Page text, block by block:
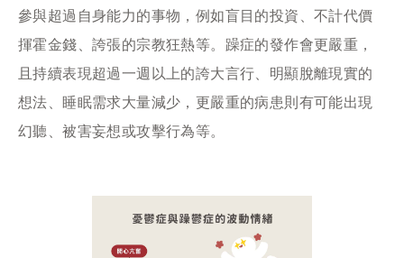
參與超過自身能力的事物，例如盲目的投資、不計代價
揮霍金錢、誇張的宗教狂熱等。躁症的發作會更嚴重，
且持續表現超過一週以上的誇大言行、明顯脫離現實的
想法、睡眠需求大量減少，更嚴重的病患則有可能出現
幻聽、被害妄想或攻擊行為等。